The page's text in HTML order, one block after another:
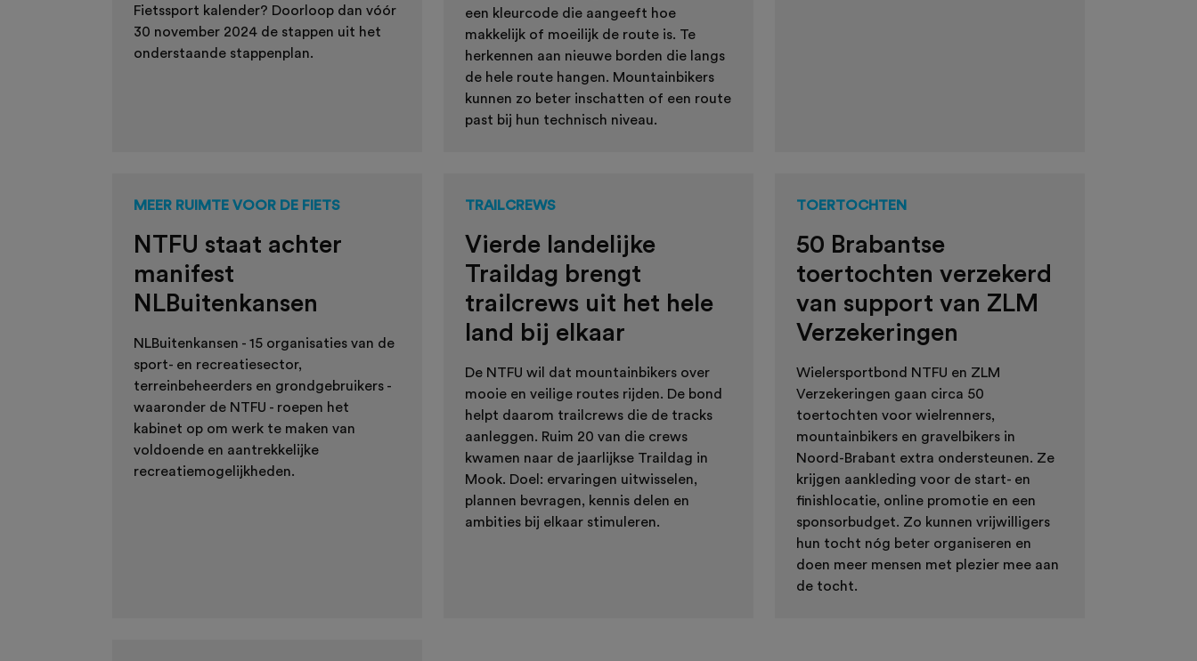
Fietssport kalender? Doorloop dan vóór
30 november 2024 de stappen uit het
onderstaande stappenplan.
een kleurcode die aangeeft hoe
makkelijk of moeilijk de route is. Te
herkennen aan nieuwe borden die langs
de hele route hangen. Mountainbikers
kunnen zo beter inschatten of een route
past bij hun technisch niveau.
MEER RUIMTE VOOR DE FIETS
NTFU staat achter
manifest
NLBuitenkansen
NLBuitenkansen - 15 organisaties van de
sport- en recreatiesector,
terreinbeheerders en grondgebruikers -
waaronder de NTFU - roepen het
kabinet op om werk te maken van
voldoende en aantrekkelijke
recreatiemogelijkheden.
TRAILCREWS
Vierde landelijke
Traildag brengt
trailcrews uit het hele
land bij elkaar
De NTFU wil dat mountainbikers over
mooie en veilige routes rijden. De bond
helpt daarom trailcrews die de tracks
aanleggen. Ruim 20 van die crews
kwamen naar de jaarlijkse Traildag in
Mook. Doel: ervaringen uitwisselen,
plannen bevragen, kennis delen en
ambities bij elkaar stimuleren.
TOERTOCHTEN
50 Brabantse
toertochten verzekerd
van support van ZLM
Verzekeringen
Wielersportbond NTFU en ZLM
Verzekeringen gaan circa 50
toertochten voor wielrenners,
mountainbikers en gravelbikers in
Noord-Brabant extra ondersteunen. Ze
krijgen aankleding voor de start- en
finishlocatie, online promotie en een
sponsorbudget. Zo kunnen vrijwilligers
hun tocht nóg beter organiseren en
doen meer mensen met plezier mee aan
de tocht.